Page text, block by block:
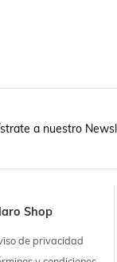
a nuestro
Shop
de privacidad